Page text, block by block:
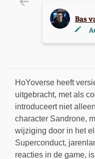
Bas
HoYoverse heeft
uitgebracht, met als
introduceert niet
character Sandrone,
wijziging door in het
Superconduct,
reacties in de game,